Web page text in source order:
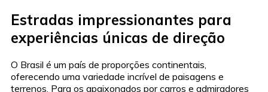
Estradas impressionantes para
experiências únicas de direção
O Brasil é um país de proporções continentais,
oferecendo uma variedade incrível de paisagens e
terrenos. Para os apaixonados por carros e admiradores